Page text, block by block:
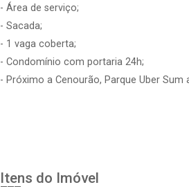
- Área de serviço;
- Sacada;
- 1 vaga coberta;
- Condomínio com portaria 24h;
- Próximo a Cenourão, Parque Uber
Itens do Imóvel